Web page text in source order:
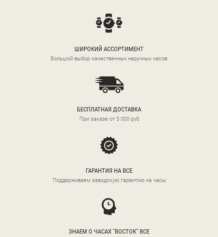
ШИРОКИЙ АССОРТИМЕНТ
Большой выбор качественных наручных часов
БЕСПЛАТНАЯ ДОСТАВКА
При заказе от 5 000 руб
ГАРАНТИЯ НА ВСЕ
Поддерживаем заводскую гарантию на часы
ЗНАЕМ О ЧАСАХ "ВОСТОК" ВСЕ